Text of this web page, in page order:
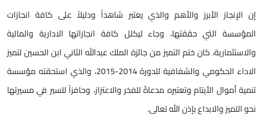
إن الإنجاز الأبرز والأهم والذي يعتبر شاهداً ودليلاً على كافة انجازات
المؤسسة التي حققتها، وجاء ليكلل كافة انجازاتها الادارية والمالية
والاستثمارية، كان ختم التميز من جائزة الملك عبدالله الثاني ابن الحسين لتميز
الاداء الحكومي والشفافية للدورة 2014-2015، والذي استحقته مؤسسة
تنمية أموال الأيتام وتعتبره مدعاةً للفخر والاعتزاز، وحافزاً للسير في مسيرتها
نحو التميز والابداع بإذن الله تعالى.